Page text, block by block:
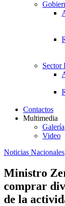
Sector
Contactos
Multimedia
Galería
Video
Noticias Nacionales
Ministro
comprar
de la